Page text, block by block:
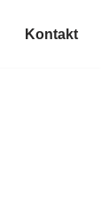
Kontakt